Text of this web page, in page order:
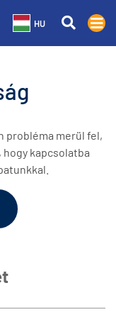
HU
probléma merül fel,
kapcsolatba